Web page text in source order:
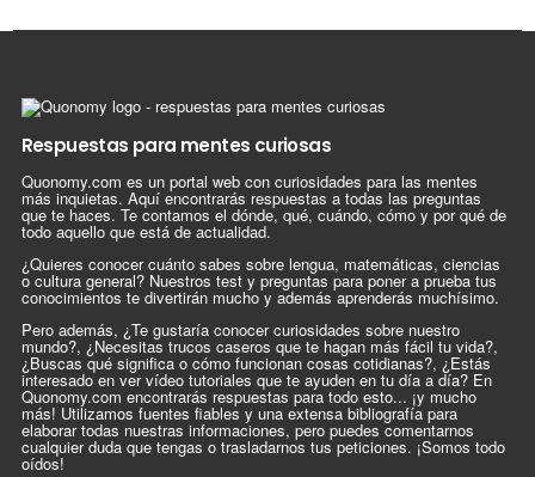
Respuestas para mentes curiosas
Quonomy.com es un portal web con curiosidades para las mentes
más inquietas. Aquí encontrarás respuestas a todas las preguntas
que te haces. Te contamos el dónde, qué, cuándo, cómo y por qué de
todo aquello que está de actualidad.
¿Quieres conocer cuánto sabes sobre lengua, matemáticas, ciencias
o cultura general? Nuestros test y preguntas para poner a prueba tus
conocimientos te divertirán mucho y además aprenderás muchísimo.
Pero además, ¿Te gustaría conocer curiosidades sobre nuestro
mundo?, ¿Necesitas trucos caseros que te hagan más fácil tu vida?,
¿Buscas qué significa o cómo funcionan cosas cotidianas?, ¿Estás
interesado en ver vídeo tutoriales que te ayuden en tu día a día? En
Quonomy.com encontrarás respuestas para todo esto... ¡y mucho
más! Utilizamos fuentes fiables y una extensa bibliografía para
elaborar todas nuestras informaciones, pero puedes comentarnos
cualquier duda que tengas o trasladarnos tus peticiones. ¡Somos todo
oídos!